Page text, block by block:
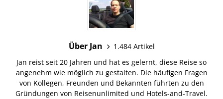
Über Jan
1.484 Artikel
Jan reist seit 20 Jahren und hat es gelernt, diese Reise so
angenehm wie möglich zu gestalten. Die häufigen Fragen
von Kollegen, Freunden und Bekannten führten zu den
Gründungen von Reisenunlimited und Hotels-and-Travel.